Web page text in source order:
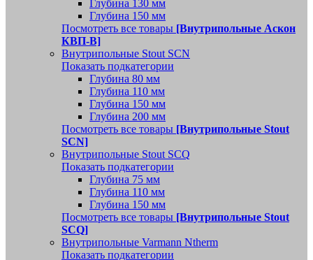
Глубина 130 мм
Глубина 150 мм
Посмотреть все товары [Внутрипольные Аскон
КВП-В]
Внутрипольные Stout SCN
Показать подкатегории
Глубина 80 мм
Глубина 110 мм
Глубина 150 мм
Глубина 200 мм
Посмотреть все товары [Внутрипольные Stout
SCN]
Внутрипольные Stout SCQ
Показать подкатегории
Глубина 75 мм
Глубина 110 мм
Глубина 150 мм
Посмотреть все товары [Внутрипольные Stout
SCQ]
Внутрипольные Varmann Ntherm
Показать подкатегории